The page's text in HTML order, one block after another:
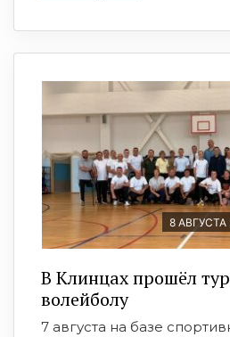
8 АВГУСТА
В Клинцах прошёл
волейболу
7 августа на базе